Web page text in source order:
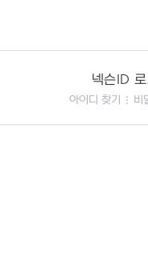
넥슨ID
아이디 찾기 비